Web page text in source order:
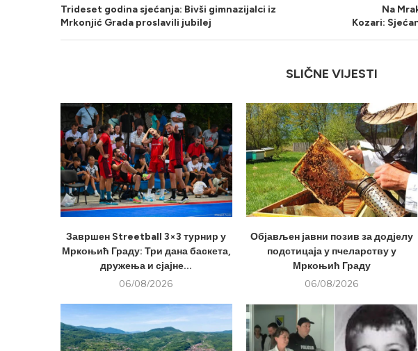
Trideset godina sjećanja: Bivši gimnazijalci iz
Mrkonjić Grada proslavili jubilej
Na
Kozari:
SLIČNE VIJESTI
Завршен Streetball 3×3 турнир у
Мркоњић Граду: Три дана баскета,
дружења и сјајне...
06/08/2026
Објављен јавни позив за додјелу
подстицаја у пчеларству у
Мркоњић Граду
06/08/2026